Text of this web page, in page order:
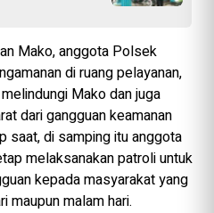
Mako, anggota Polsek
di ruang pelayanan,
Mako dan juga
dari gangguan keamanan
saat, di samping itu anggota
melaksanakan patroli untuk
kepada masyarakat yang
maupun malam hari.